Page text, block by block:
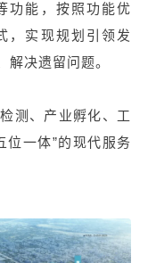
功能，按照功能优
，实现规划引领发
解决遗留问题。
测、产业孵化、工
位一体”的现代服务